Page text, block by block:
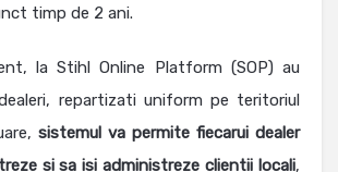
timp de 2 ani.
la Stihl Online Platform (SOP) au
repartizati uniform pe teritoriul
sistemul va permite fiecarui dealer
si sa isi administreze clientii locali,